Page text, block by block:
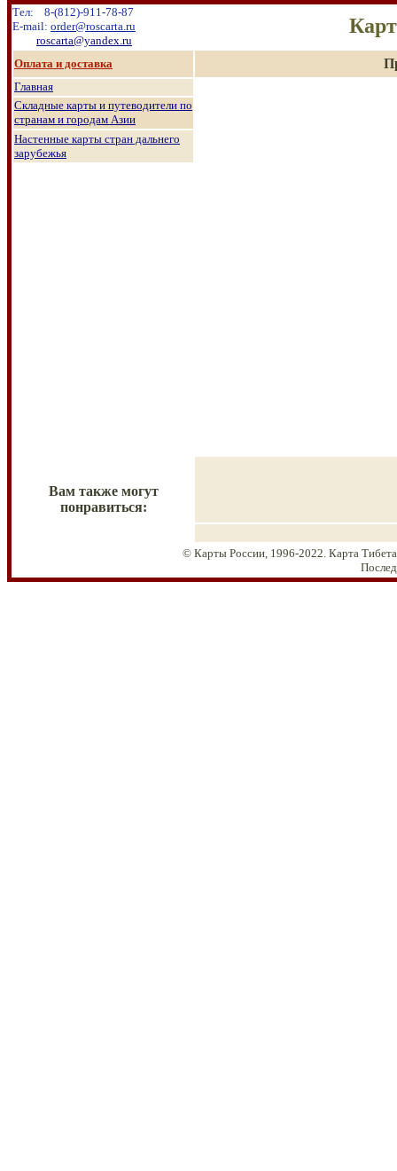
Тел: 8-(812)-911-78-87
E-mail: order@roscarta.ru
roscarta@yandex.ru
Оплата и доставка
Главная
Складные карты и путеводители по
странам и городам Азии
Настенные карты стран дальнего
зарубежья
Вам также могут
понравиться:
© Карты России, 1996-2022. Карта